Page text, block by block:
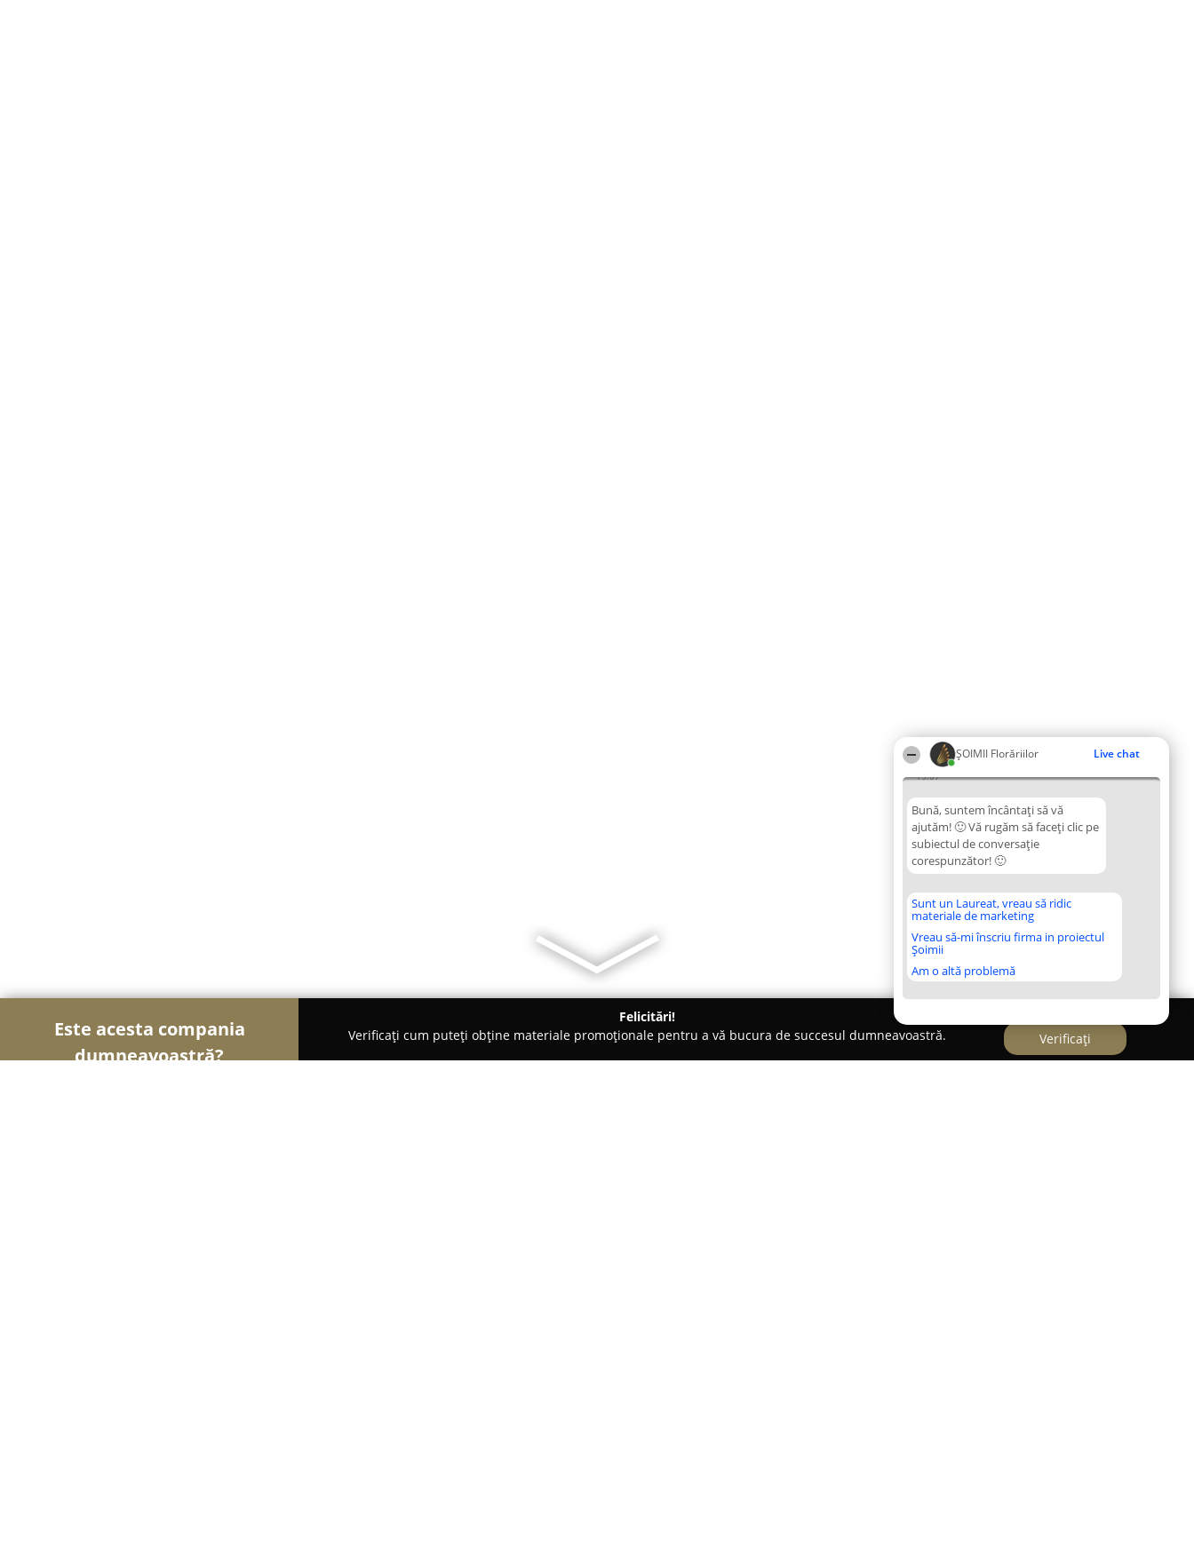
ȘOIMII Florăriilor Live chat
15:07
Bună, suntem încântați să vă
ajutăm! 🙂 Vă rugăm să faceți clic pe
subiectul de conversație
corespunzător! 🙂
Sunt un Laureat, vreau să ridic
materiale de marketing
Vreau să-mi înscriu firma in proiectul
Șoimii
Am o altă problemă
Este acesta compania
dumneavoastră?
Felicitări!
Verificați cum puteți obține materiale promoționale pentru a vă bucura de succesul dumneavoastră.
Verificați